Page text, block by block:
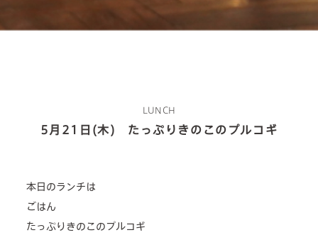
about us
LUNCH
5月21日(木) たっぷりきのこのプルコギ
本日のランチは
ごはん
たっぷりきのこのプルコギ